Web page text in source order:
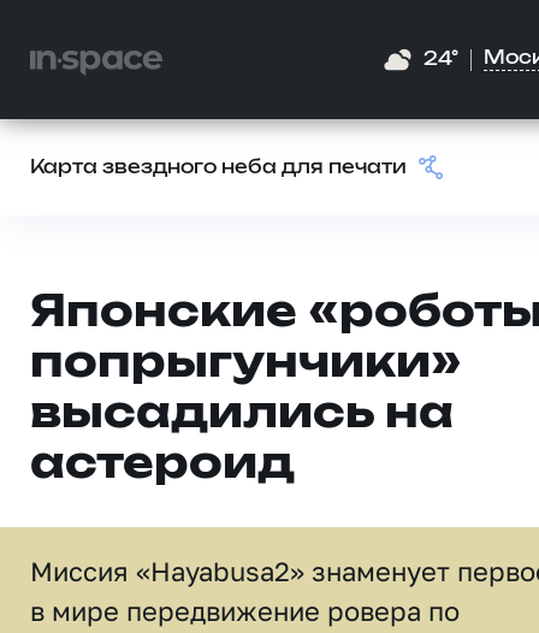
24°
Карта звездного неба для печати
Японские
попрыгунчики»
высадились на
астероид
Миссия «Hayabusa2» знаменует
в мире передвижение ровера по